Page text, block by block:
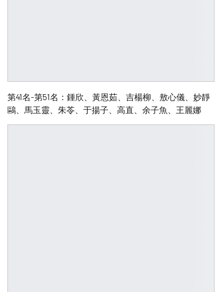
第41名-第51名：鍾欣、黃恩茹、吉楊柳、敖心儀、妙靜
鷗、馬玉靈、朱苓、于揚子、高直、余子魚、王麗娜